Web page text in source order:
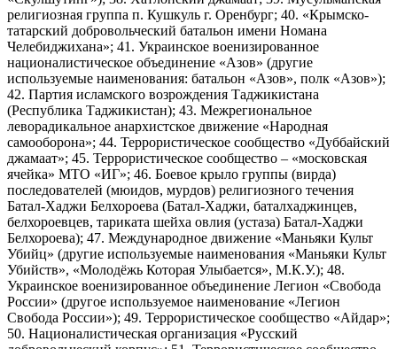
религиозная группа п. Кушкуль г. Оренбург; 40. «Крымско-
татарский добровольческий батальон имени Номана
Челебиджихана»; 41. Украинское военизированное
националистическое объединение «Азов» (другие
используемые наименования: батальон «Азов», полк «Азов»);
42. Партия исламского возрождения Таджикистана
(Республика Таджикистан); 43. Межрегиональное
леворадикальное анархистское движение «Народная
самооборона»; 44. Террористическое сообщество «Дуббайский
джамаат»; 45. Террористическое сообщество – «московская
ячейка» МТО «ИГ»; 46. Боевое крыло группы (вирда)
последователей (мюидов, мурдов) религиозного течения
Батал-Хаджи Белхороева (Батал-Хаджи, баталхаджинцев,
белхороевцев, тариката шейха овлия (устаза) Батал-Хаджи
Белхороева); 47. Международное движение «Маньяки Культ
Убийц» (другие используемые наименования «Маньяки Культ
Убийств», «Молодёжь Которая Улыбается», М.К.У.); 48.
Украинское военизированное объединение Легион «Свобода
России» (другое используемое наименование «Легион
Свобода России»); 49. Террористическое сообщество «Айдар»;
50. Националистическая организация «Русский